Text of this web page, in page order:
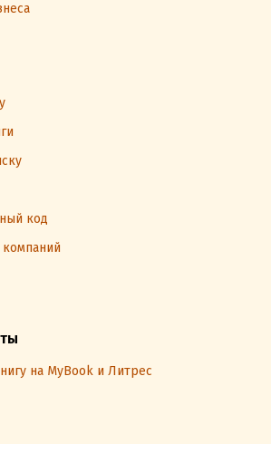
код
на MyBook и Литрес